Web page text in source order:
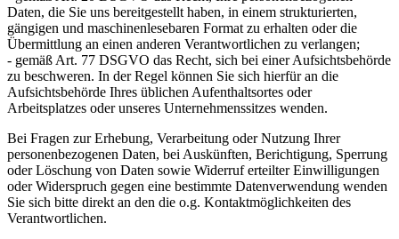
Daten, die Sie uns bereitgestellt haben, in einem strukturierten,
gängigen und maschinenlesebaren Format zu erhalten oder die
Übermittlung an einen anderen Verantwortlichen zu verlangen;
- gemäß Art. 77 DSGVO das Recht, sich bei einer Aufsichtsbehörde
zu beschweren. In der Regel können Sie sich hierfür an die
Aufsichtsbehörde Ihres üblichen Aufenthaltsortes oder
Arbeitsplatzes oder unseres Unternehmenssitzes wenden.
Bei Fragen zur Erhebung, Verarbeitung oder Nutzung Ihrer
personenbezogenen Daten, bei Auskünften, Berichtigung, Sperrung
oder Löschung von Daten sowie Widerruf erteilter Einwilligungen
oder Widerspruch gegen eine bestimmte Datenverwendung wenden
Sie sich bitte direkt an den die o.g. Kontaktmöglichkeiten des
Verantwortlichen.